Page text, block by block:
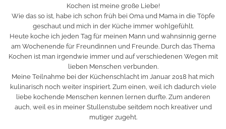
Kochen ist meine große Liebe!
Wie das so ist, habe ich schon früh bei Oma und Mama in die Töpfe
geschaut und mich in der Küche immer wohlgefühlt.
Heute koche ich jeden Tag für meinen Mann und wahnsinnig gerne
am Wochenende für Freundinnen und Freunde. Durch das Thema
Kochen ist man irgendwie immer und auf verschiedenen Wegen mit
lieben Menschen verbunden.
Meine Teilnahme bei der Küchenschlacht im Januar 2018 hat mich
kulinarisch noch weiter inspiriert. Zum einen, weil ich dadurch viele
liebe kochende Menschen kennen lernen durfte. Zum anderen
auch, weil es in meiner Stullenstube seitdem noch kreativer und
mutiger zugeht.